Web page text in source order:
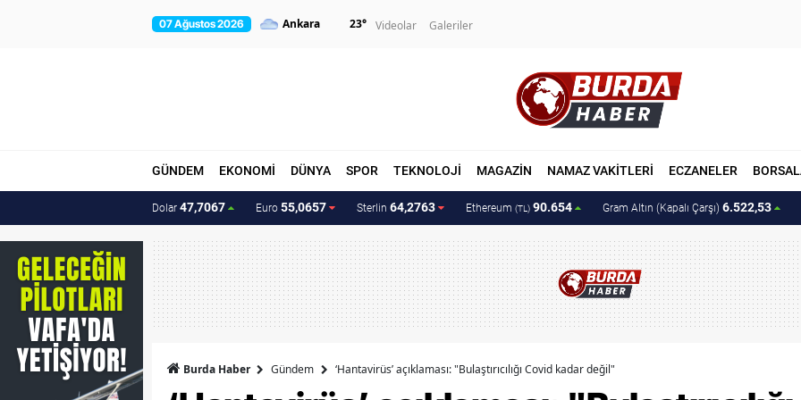
07 Ağustos 2026 23° Videolar Galeriler
GÜNDEM EKONOMİ DÜNYA SPOR TEKNOLOJİ MAGAZİN NAMAZ VAKİTLERİ ECZANELER
Dolar 47,7067 Euro 55,0657 Sterlin 64,2763 Ethereum (TL) 90.654 Gram Altın (Kapalı Çarşı) 6.522,53
Burda Haber Gündem ‘Hantavirüs’ açıklaması: "Bulaştırıcılığı Covid kadar değil"